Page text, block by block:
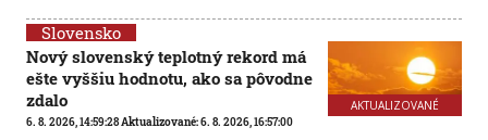
AKTUALIZOVANÉ
Slovensko
Nový slovenský teplotný rekord má
ešte vyššiu hodnotu, ako sa pôvodne
zdalo
6. 8. 2026, 14:59:28Aktualizované:6. 8. 2026, 16:57:00